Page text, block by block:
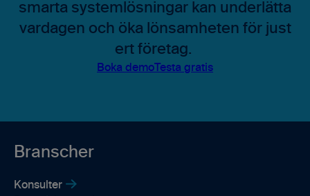
smarta systemlösningar kan underlätta
vardagen och öka lönsamheten för just
ert företag.
Boka demo Testa gratis
Branscher
Konsulter